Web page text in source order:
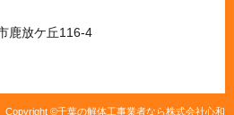
鹿放ケ丘116-4
Copyright ©千葉の解体工事業者なら株式会社心和